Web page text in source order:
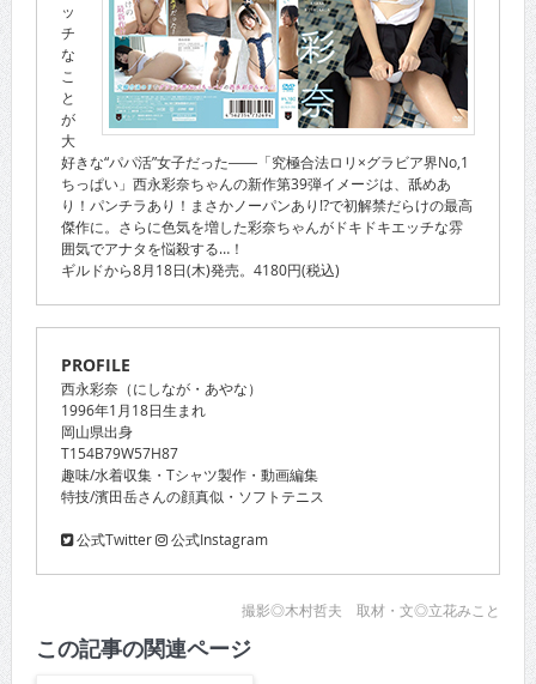
ッ
チ
な
こ
と
が
大
好きな“パパ活”女子だった――「究極合法ロリ×グラビア界No,1
ちっぱい」西永彩奈ちゃんの新作第39弾イメージは、舐めあ
り！パンチラあり！まさかノーパンあり!?で初解禁だらけの最高
傑作に。さらに色気を増した彩奈ちゃんがドキドキエッチな雰
囲気でアナタを悩殺する…！
ギルドから8月18日(木)発売。4180円(税込)
PROFILE
西永彩奈（にしなが・あやな）
1996年1月18日生まれ
岡山県出身
T154B79W57H87
趣味/水着収集・Tシャツ製作・動画編集
特技/濱田岳さんの顔真似・ソフトテニス
公式Twitter 公式Instagram
撮影◎木村哲夫 取材・文◎立花みこと
この記事の関連ページ